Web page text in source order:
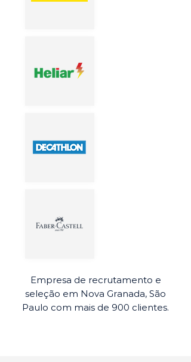
Empresa de recrutamento e
seleção em Nova Granada, São
Paulo com mais de 900 clientes.